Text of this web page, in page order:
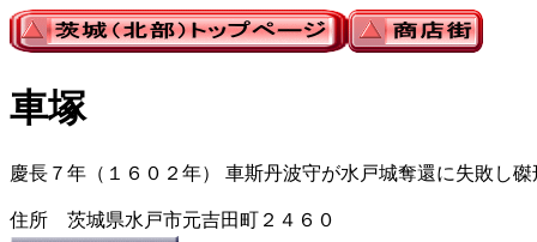
車塚
慶長７年（１６０２年） 車斯丹波守が水戸城奪還に失敗し
住所 茨城県水戸市元吉田町２４６０